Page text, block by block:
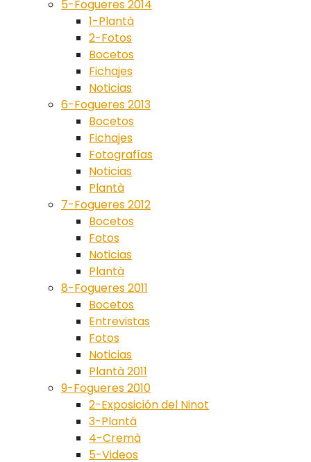
5-Fogueres 2014
1-Plantà
2-Fotos
Bocetos
Fichajes
Noticias
6-Fogueres 2013
Bocetos
Fichajes
Fotografías
Noticias
Plantà
7-Fogueres 2012
Bocetos
Fotos
Noticias
Plantà
8-Fogueres 2011
Bocetos
Entrevistas
Fotos
Noticias
Plantà 2011
9-Fogueres 2010
2-Exposición del Ninot
3-Plantà
4-Cremà
5-Videos